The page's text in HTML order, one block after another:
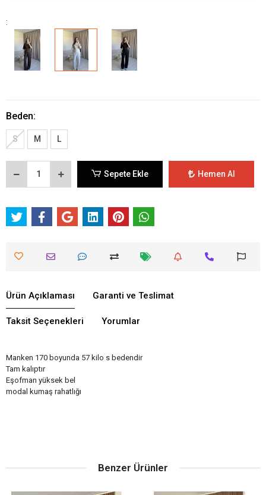
:
Beden:
S M L
Sepete Ekle Hemen Al
Ürün Açıklaması Garanti ve Teslimat
Taksit Seçenekleri Yorumlar
Manken 170 boyunda 57 kilo s bedendir
Tam kalıptır
Eşofman yüksek bel
modal kumaş rahatlığı
Benzer Ürünler